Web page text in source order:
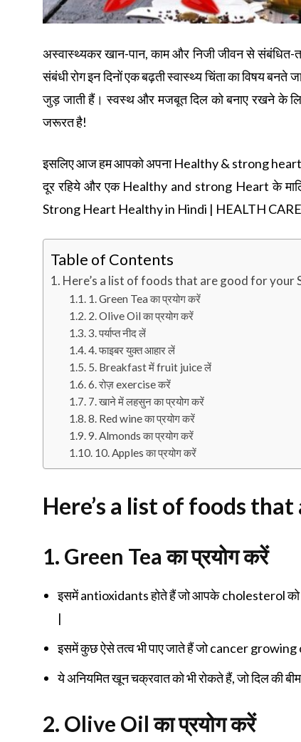
अस्वास्थ्यकर खान-पान, काम और निजी जीवन से संबंधित-
संबंधी रोग इन दिनों एक बढ़ती स्वास्थ्य चिंता का विषय
जुड़ जाती हैं। स्वस्थ और मजबूत दिल को बनाए रखने के लिए
जरूरत है!
इसलिए आज हम आपको अपना Healthy & strong heart
दूर रहिये और एक Healthy and strong Heart के
Strong Heart Healthy in Hindi | HEALTH
Table of Contents
Here’s a list of foods that are good for your
1. Green Tea का प्रयोग करें
2. Olive Oil का प्रयोग करें
3. पर्याप्त नीद लें
4. फाइबर युक्त आहार लें
5. Breakfast में fruit juice लें
6. रोज़ exercise करें
7. खाने में लहसुन का प्रयोग करें
8. Red wine का प्रयोग करें
9. Almonds का प्रयोग करें
10. Apples का प्रयोग करें
Here’s a list of foods
1. Green Teaका प्रयोग करें
इसमें antioxidants होते हैं जो आपके cholesterol
|
इसमें कुछ ऐसे तत्व भी पाए जाते हैं जो cancer growing
ये अनियमित खून चक्रवात को भी रोकते हैं, जो दिल की
2. Olive Oilका प्रयोग करें